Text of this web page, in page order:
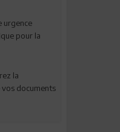
urgence
pour la
la
documents